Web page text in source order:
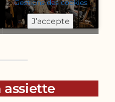
Gestions des cookies
J’accepte